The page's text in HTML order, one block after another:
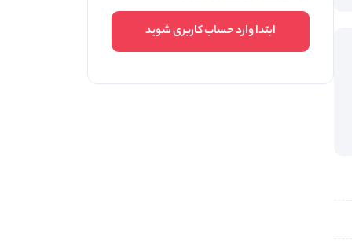
ابتدا وارد حساب کاربری شوید